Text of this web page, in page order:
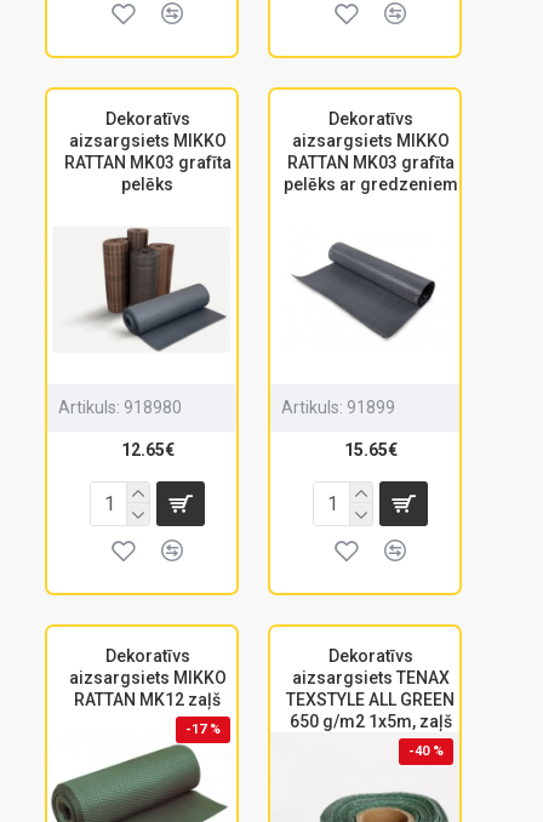
Dekoratīvs
aizsargsiets MIKKO
RATTAN MK03 grafīta
pelēks
Artikuls: 918980
12.65€
Dekoratīvs
aizsargsiets MIKKO
RATTAN MK03 grafīta
pelēks ar gredzeniem
Artikuls: 91899
15.65€
Dekoratīvs
aizsargsiets MIKKO
RATTAN MK12 zaļš
-17 %
Dekoratīvs
aizsargsiets TENAX
TEXSTYLE ALL GREEN
650 g/m2 1x5m, zaļš
-40 %